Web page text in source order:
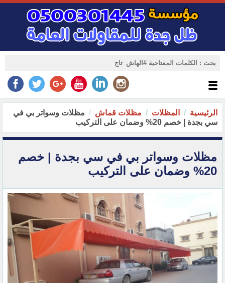
الرئيسية المظلات مظلات قماش
مظلات وسواتر بي في
سي بجدة | خصم 20% وضمان على التركيب‏
مظلات وسواتر بي في سي بجدة | خصم
20% وضمان على التركيب‏